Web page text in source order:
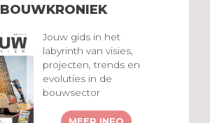
BOUWKRONIEK
Jouw gids in het
labyrinth van visies,
projecten, trends en
evoluties in de
bouwsector